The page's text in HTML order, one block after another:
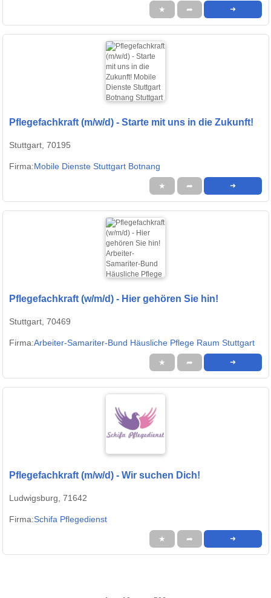
★ ➦ ➜
Pflegefachkraft (m/w/d) - Starte mit uns in die Zukunft!
Stuttgart, 70195
Firma:Mobile Dienste Stuttgart Botnang
★ ➦ ➜
Pflegefachkraft (w/m/d) - Hier gehören Sie hin!
Stuttgart, 70469
Firma:Arbeiter-Samariter-Bund Häusliche Pflege Raum Stuttgart
★ ➦ ➜
Pflegefachkraft (m/w/d) - Wir suchen Dich!
Ludwigsburg, 71642
Firma:Schifa Pflegedienst
★ ➦ ➜